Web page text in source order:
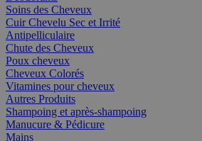
Soins des Cheveux
Cuir Chevelu Sec et Irrité
Antipelliculaire
Chute des Cheveux
Poux cheveux
Cheveux Colorés
Vitamines pour cheveux
Autres Produits
Shampoing et après-shampoing
Manucure & Pédicure
Mains